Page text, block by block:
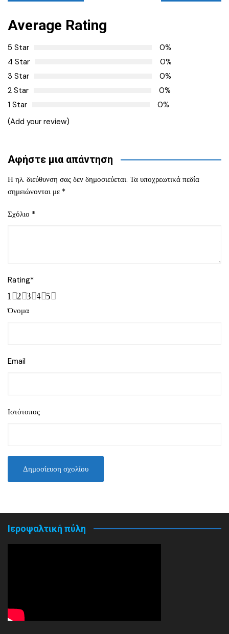
άρθρων
Average Rating
5 Star
0%
4 Star
0%
3 Star
0%
2 Star
0%
1 Star
0%
(Add your review)
Αφήστε μια απάντηση
Η ηλ. διεύθυνση σας δεν δημοσιεύεται. Τα υποχρεωτικά πεδία
σημειώνονται με *
Σχόλιο *
Rating*
5
4
3
2
1
Όνομα
Email
Ιστότοπος
Ιεροψαλτική πύλη